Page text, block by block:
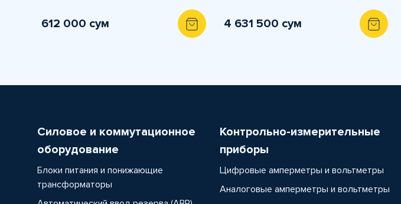
612 000 сум 4 631 500 сум
Силовое и коммутационное
оборудование
Блоки питания и понижающие
трансформаторы
Контрольно-измерительные
приборы
Цифровые амперметры и вольтметры
Аналоговые амперметры и вольтметры